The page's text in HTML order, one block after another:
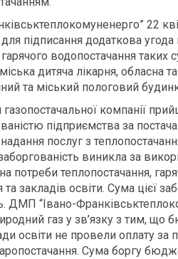
22
підписання додаткова
водопостачання таких
дитяча лікарня, обласна
та міський пологовий
компанії
підприємства за
надання послуг з
виникла за
потреби теплопостачання,
закладів освіти. Сума цієї
ДМП “Івано-
газ у зв’язку з тим, що
освіти не провели оплату за
Сума боргу